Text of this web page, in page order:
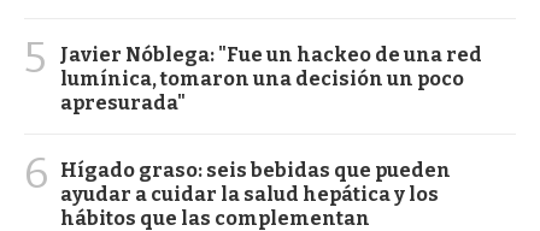
5
Javier Nóblega: "Fue un hackeo de una red
lumínica, tomaron una decisión un poco
apresurada"
6
Hígado graso: seis bebidas que pueden
ayudar a cuidar la salud hepática y los
hábitos que las complementan